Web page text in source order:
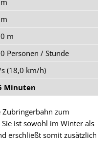
m
Personen / Stunde
(18,0 km/h)
Minuten
Zubringerbahn zum
Sie ist sowohl im Winter als
erschließt somit zusätzlich